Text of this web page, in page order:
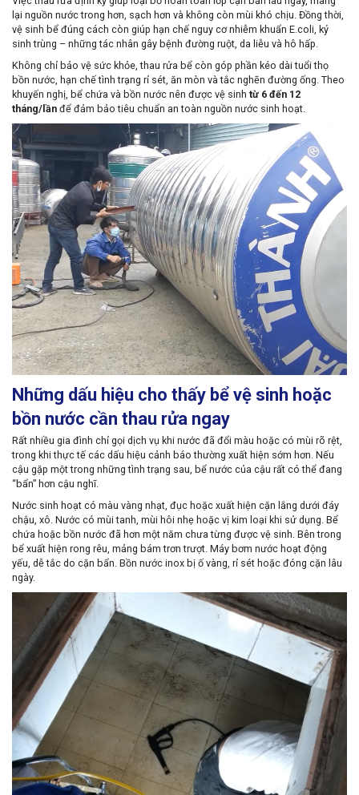
lại nguồn nước trong hơn, sạch hơn và không còn mùi khó chịu. Đồng thời,
vệ sinh bể đúng cách còn giúp hạn chế nguy cơ nhiễm khuẩn E.coli, ký
sinh trùng – những tác nhân gây bệnh đường ruột, da liễu và hô hấp.
Không chỉ bảo vệ sức khỏe, thau rửa bể còn góp phần kéo dài tuổi thọ
bồn nước, hạn chế tình trạng rỉ sét, ăn mòn và tắc nghẽn đường ống. Theo
khuyến nghị, bể chứa và bồn nước nên được vệ sinh từ 6 đến 12
tháng/lần để đảm bảo tiêu chuẩn an toàn nguồn nước sinh hoạt.
Những dấu hiệu cho thấy bể vệ sinh hoặc
bồn nước cần thau rửa ngay
Rất nhiều gia đình chỉ gọi dịch vụ khi nước đã đổi màu hoặc có mùi rõ rệt,
trong khi thực tế các dấu hiệu cảnh báo thường xuất hiện sớm hơn. Nếu
cậu gặp một trong những tình trạng sau, bể nước của cậu rất có thể đang
“bẩn” hơn cậu nghĩ.
Nước sinh hoạt có màu vàng nhạt, đục hoặc xuất hiện cặn lắng dưới đáy
chậu, xô. Nước có mùi tanh, mùi hôi nhẹ hoặc vị kim loại khi sử dụng. Bể
chứa hoặc bồn nước đã hơn một năm chưa từng được vệ sinh. Bên trong
bể xuất hiện rong rêu, mảng bám trơn trượt. Máy bơm nước hoạt động
yếu, dễ tắc do cặn bẩn. Bồn nước inox bị ố vàng, rỉ sét hoặc đóng cặn lâu
ngày.